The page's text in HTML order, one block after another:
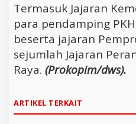
Termasuk Jajaran
para pendamping
beserta jajaran
sejumlah Jajaran
Raya. (Prokopim/dws).
ARTIKEL TERKAIT